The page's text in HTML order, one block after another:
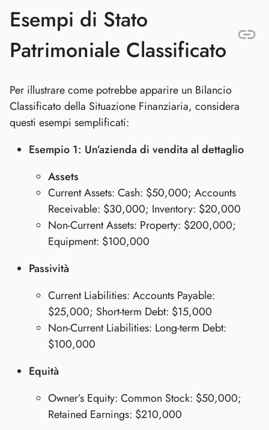
Esempi di Stato
Patrimoniale Classificato
Per illustrare come potrebbe apparire un Bilancio
Classificato della Situazione Finanziaria, considera
questi esempi semplificati:
Esempio 1: Un’azienda di vendita al dettaglio
Assets
Current Assets: Cash: $50,000; Accounts
Receivable: $30,000; Inventory: $20,000
Non-Current Assets: Property: $200,000;
Equipment: $100,000
Passività
Current Liabilities: Accounts Payable:
$25,000; Short-term Debt: $15,000
Non-Current Liabilities: Long-term Debt:
$100,000
Equità
Owner’s Equity: Common Stock: $50,000;
Retained Earnings: $210,000